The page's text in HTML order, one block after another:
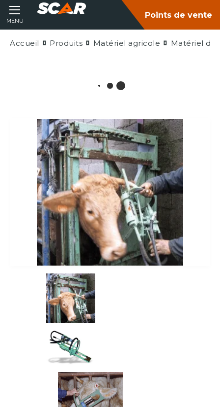
MENU
Points de vente
Accueil Produits Matériel agricole Matériel